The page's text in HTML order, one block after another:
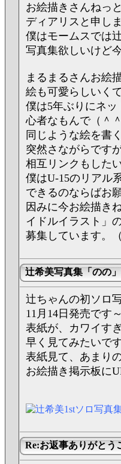
お絵描きさんねっ
ディアリスと申し
僕はモームスでは
写真集欲しいけど
まるまるさんお絵
絵も可愛らしいく
僕は5年ぶりにネ
心者なもんで（＾＾
同じような絵を書
突然さながらです
相互リンクもした
僕はU-15のリアル
できるのならばお
因みに今お絵描き
イドルイラスト」
募集しています。
辻希美写真集「のの
辻ちゃんの初ソロ
11月14日発売です～
表紙が、カワイすぎ
早く見てみたいで
表紙見て、あまり
お絵描き掲示板に
Re:お返事ありがとう